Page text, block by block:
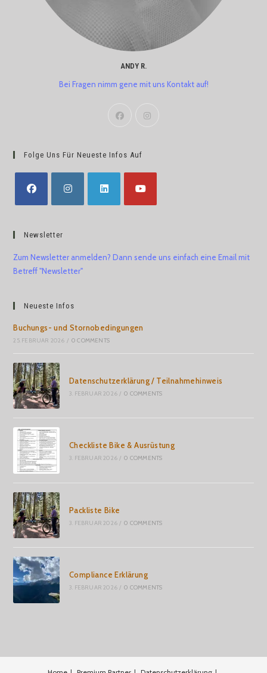
ANDY R.
Bei Fragen nimm gene mit uns Kontakt auf!
Folge Uns Für Neueste Infos Auf
Newsletter
Zum Newsletter anmelden? Dann sende uns einfach eine Email mit
Betreff "Newsletter"
Neueste Infos
Buchungs- und Stornobedingungen
25. FEBRUAR 2026 / 0 COMMENTS
Datenschutzerklärung / Teilnahmehinweis
3. FEBRUAR 2026 / 0 COMMENTS
Checkliste Bike & Ausrüstung
3. FEBRUAR 2026 / 0 COMMENTS
Packliste Bike
3. FEBRUAR 2026 / 0 COMMENTS
Compliance Erklärung
3. FEBRUAR 2026 / 0 COMMENTS